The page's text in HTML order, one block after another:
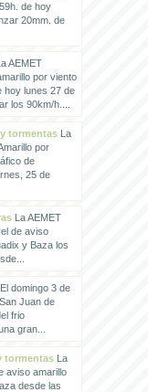
de hoy
20mm. de
AEMET
por viento
hoy lunes 27 de
los 90km/h....
tormentasLa
por
de
25 de
La AEMET
de aviso
y Baza los
domingo 3 de
Juan de
frio
gran...
tormentasLa
aviso amarillo
desde las